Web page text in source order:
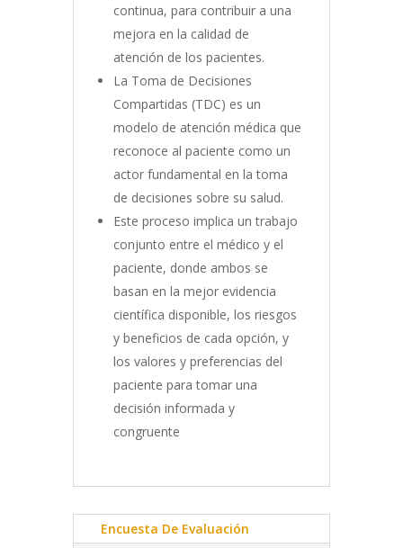
continua, para contribuir a una
mejora en la calidad de
atención de los pacientes.
La Toma de Decisiones
Compartidas (TDC) es un
modelo de atención médica que
reconoce al paciente como un
actor fundamental en la toma
de decisiones sobre su salud.
Este proceso implica un trabajo
conjunto entre el médico y el
paciente, donde ambos se
basan en la mejor evidencia
científica disponible, los riesgos
y beneficios de cada opción, y
los valores y preferencias del
paciente para tomar una
decisión informada y
congruente
Encuesta De Evaluación